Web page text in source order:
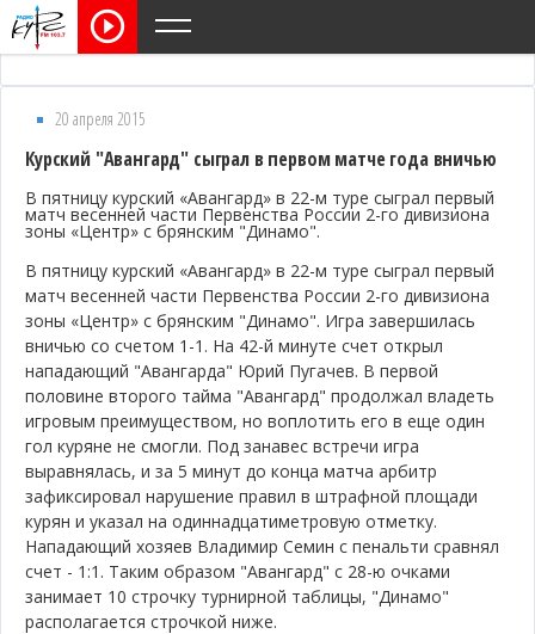
20 апреля 2015
Курский "Авангард" сыграл в первом матче года вничью
В пятницу курский «Авангард» в 22-м туре сыграл первый
матч весенней части Первенства России 2-го дивизиона
зоны «Центр» с брянским "Динамо".
В пятницу курский «Авангард» в 22-м туре сыграл первый
матч весенней части Первенства России 2-го дивизиона
зоны «Центр» с брянским "Динамо". Игра завершилась
вничью со счетом 1-1. На 42-й минуте счет открыл
нападающий "Авангарда" Юрий Пугачев. В первой
половине второго тайма "Авангард" продолжал владеть
игровым преимуществом, но воплотить его в еще один
гол куряне не смогли. Под занавес встречи игра
выравнялась, и за 5 минут до конца матча арбитр
зафиксировал нарушение правил в штрафной площади
курян и указал на одиннадцатиметровую отметку.
Нападающий хозяев Владимир Семин с пенальти сравнял
счет - 1:1. Таким образом "Авангард" с 28-ю очками
занимает 10 строчку турнирной таблицы, "Динамо"
располагается строчкой ниже.